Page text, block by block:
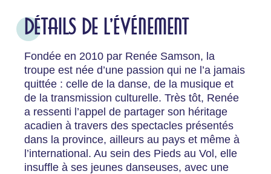
DÉTAILS DE L'ÉVÉNEMENT
Fondée en 2010 par Renée Samson, la
troupe est née d’une passion qui ne l’a jamais
quittée : celle de la danse, de la musique et
de la transmission culturelle. Très tôt, Renée
a ressenti l’appel de partager son héritage
acadien à travers des spectacles présentés
dans la province, ailleurs au pays et même à
l’international. Au sein des Pieds au Vol, elle
insuffle à ses jeunes danseuses, avec une